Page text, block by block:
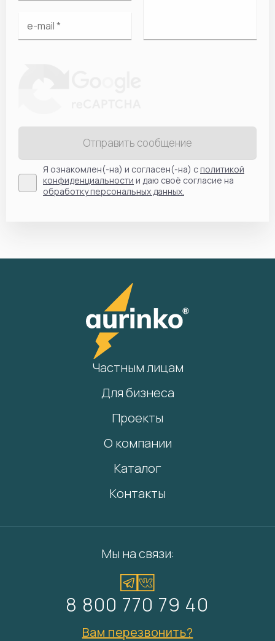
Отправить сообщение
Я ознакомлен(-на) и согласен(-на) сполитикой
конфиденциальности и даю своё согласие на
обработку персональных данных.
Частным лицам
Для бизнеса
Проекты
О компании
Каталог
Контакты
Мы на связи:
8 800 770 79 40
Вам перезвонить?